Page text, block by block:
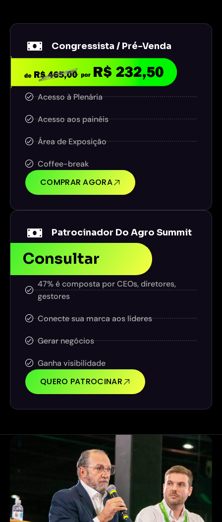
Congressista / Pré-Venda
Acesso à Plenária
Acesso aos painéis
Área de Exposição
Coffee-break
COMPRAR AGORA
Patrocinador Do Agro Summit
Consultar
47% é composta por CEOs, diretores,
gestores
Conecte sua marca aos líderes
Gerar negócios
Ganha visibilidade
QUERO PATROCINAR